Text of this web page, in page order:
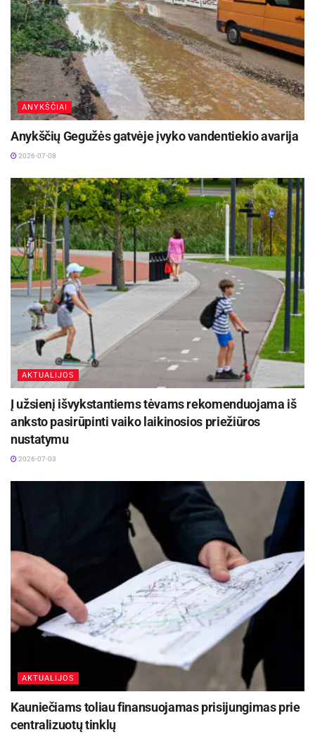
ANYKŠČIAI
Anykščių Gegužės gatvėje įvyko vandentiekio avarija
2026-07-08
AKTUALIJOS
Į užsienį išvykstantiems tėvams rekomenduojama iš
anksto pasirūpinti vaiko laikinosios priežiūros
nustatymu
2026-07-03
AKTUALIJOS
Kauniečiams toliau finansuojamas prisijungimas prie
centralizuotų tinklų